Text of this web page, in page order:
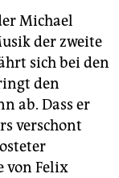
Michael
der zweite
sich bei den
den
ab. Dass er
verschont
von Felix